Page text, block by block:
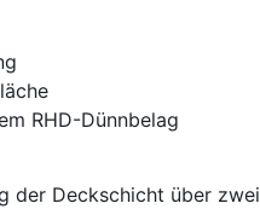
RHD-Dünnbelag
der Deckschicht über zwei